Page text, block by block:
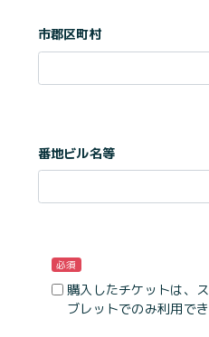
市郡区町村
番地ビル名等
必須
購入したチケットは、
ブレットでのみ利用でき